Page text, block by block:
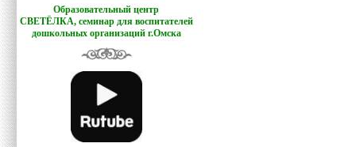
Образовательный центр
СВЕТЁЛКА, семинар для воспитателей
дошкольных организаций г.Омска